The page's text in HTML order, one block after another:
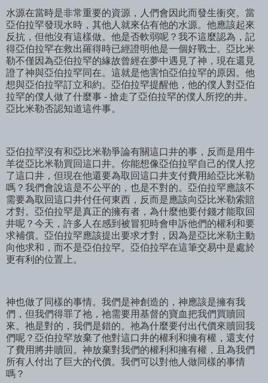
水源在當時是非常重要的資源，人們會因此而發生衝突。當
亞伯拉罕發現水時，其他人就來佔有他的水源。他應該起來
反抗，但他沒有這樣做。他是否軟弱呢？我不這麼認為，記
得亞伯拉罕在救出羅得時已經證明他是一個好戰士。亞比米
勒不僅因為亞伯拉罕的緣故曾經在夢中遇見了神，現在還見
證了神與亞伯拉罕同在。這就是他害怕亞伯拉罕的原因。他
想與亞伯拉罕訂立和約。亞伯拉罕提醒他，他的僕人對亞伯
拉罕的僕人做了什麼事 - 搶走了亞伯拉罕的僕人所挖的井。
亞比米勒否認知道這件事。
亞伯拉罕沒有和亞比米勒爭論有關這口井的事，反而是用牛
羊從亞比米勒買回這口井。你能想像亞伯拉罕自己的僕人挖
了這口井，但現在他還要為取回這口井支付費用給亞比米勒
嗎？我們會說這是不公平的，也是不對的。亞伯拉罕應該不
需要為取回這口井付任何東西，反而是應該向亞比米勒索賠
才對。亞伯拉罕是真正的擁有者，為什麼他要付錢才能取回
井呢？今天，許多人在感到被冒犯時會申訴他們的權利和要
求補償。亞伯拉罕應該提出要求才對，因為是亞比米勒主動
向他求和，而不是亞伯拉罕。亞伯拉罕在這筆交易中是處於
更有利的位置上。
神也做了同樣的事情。我們是神創造的，神應該是擁有我
們，但我們得罪了祂，祂需要用基督的寶血把我們買贖回
來。祂是對的，我們是錯的。祂為什麼要付出代價來贖回我
們呢？亞伯拉罕放棄了他對這口井的權利和擁有權，還支付
了費用將井贖回。神放棄對我們的權利和擁有權，且為我們
所有人付出了巨大的代價。我們可以對他人做同樣的事情
嗎？